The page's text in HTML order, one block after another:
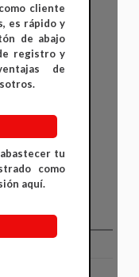
cliente
es rápido y
de abajo
registro y
de
tu
como
aquí.